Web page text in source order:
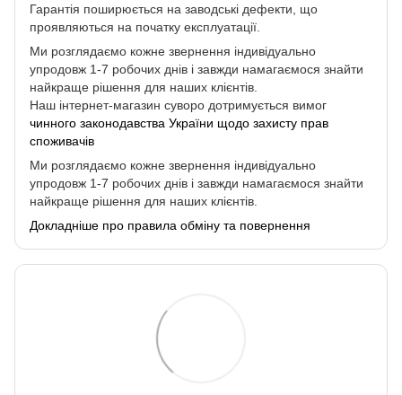
Гарантія поширюється на заводські дефекти, що
проявляються на початку експлуатації.
Ми розглядаємо кожне звернення індивідуально
упродовж 1-7 робочих днів і завжди намагаємося знайти
найкраще рішення для наших клієнтів.
Наш інтернет-магазин суворо дотримується вимог
чинного законодавства України щодо захисту прав
споживачів
Ми розглядаємо кожне звернення індивідуально
упродовж 1-7 робочих днів і завжди намагаємося знайти
найкраще рішення для наших клієнтів.
Докладніше про правила обміну та повернення